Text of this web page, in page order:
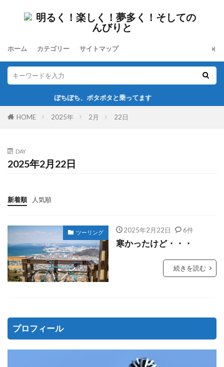
ホーム カテゴリー サイトマップ
ぼちぼち、ポタポタと乗ってます
HOME 2025年 2月 22日
DAY
2025年2月22日
新着順 人気順
ツーリング 2025年2月22日 6件
寒かったけど・・・
続きを読む
プロフィール